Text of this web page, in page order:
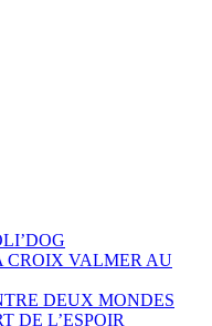
CROIX VALMER AU
DEUX MONDES
DE L’ESPOIR